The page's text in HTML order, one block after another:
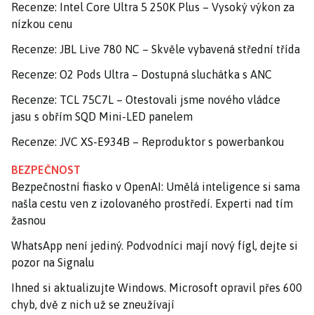
Recenze: Intel Core Ultra 5 250K Plus – Vysoký výkon za
nízkou cenu
Recenze: JBL Live 780 NC – Skvěle vybavená střední třída
Recenze: O2 Pods Ultra – Dostupná sluchátka s ANC
Recenze: TCL 75C7L – Otestovali jsme nového vládce
jasu s obřím SQD Mini-LED panelem
Recenze: JVC XS-E934B – Reproduktor s powerbankou
BEZPEČNOST
Bezpečnostní fiasko v OpenAI: Umělá inteligence si sama
našla cestu ven z izolovaného prostředí. Experti nad tím
žasnou
WhatsApp není jediný. Podvodníci mají nový fígl, dejte si
pozor na Signalu
Ihned si aktualizujte Windows. Microsoft opravil přes 600
chyb, dvě z nich už se zneužívají